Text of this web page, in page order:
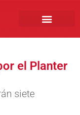
el Planter
siete